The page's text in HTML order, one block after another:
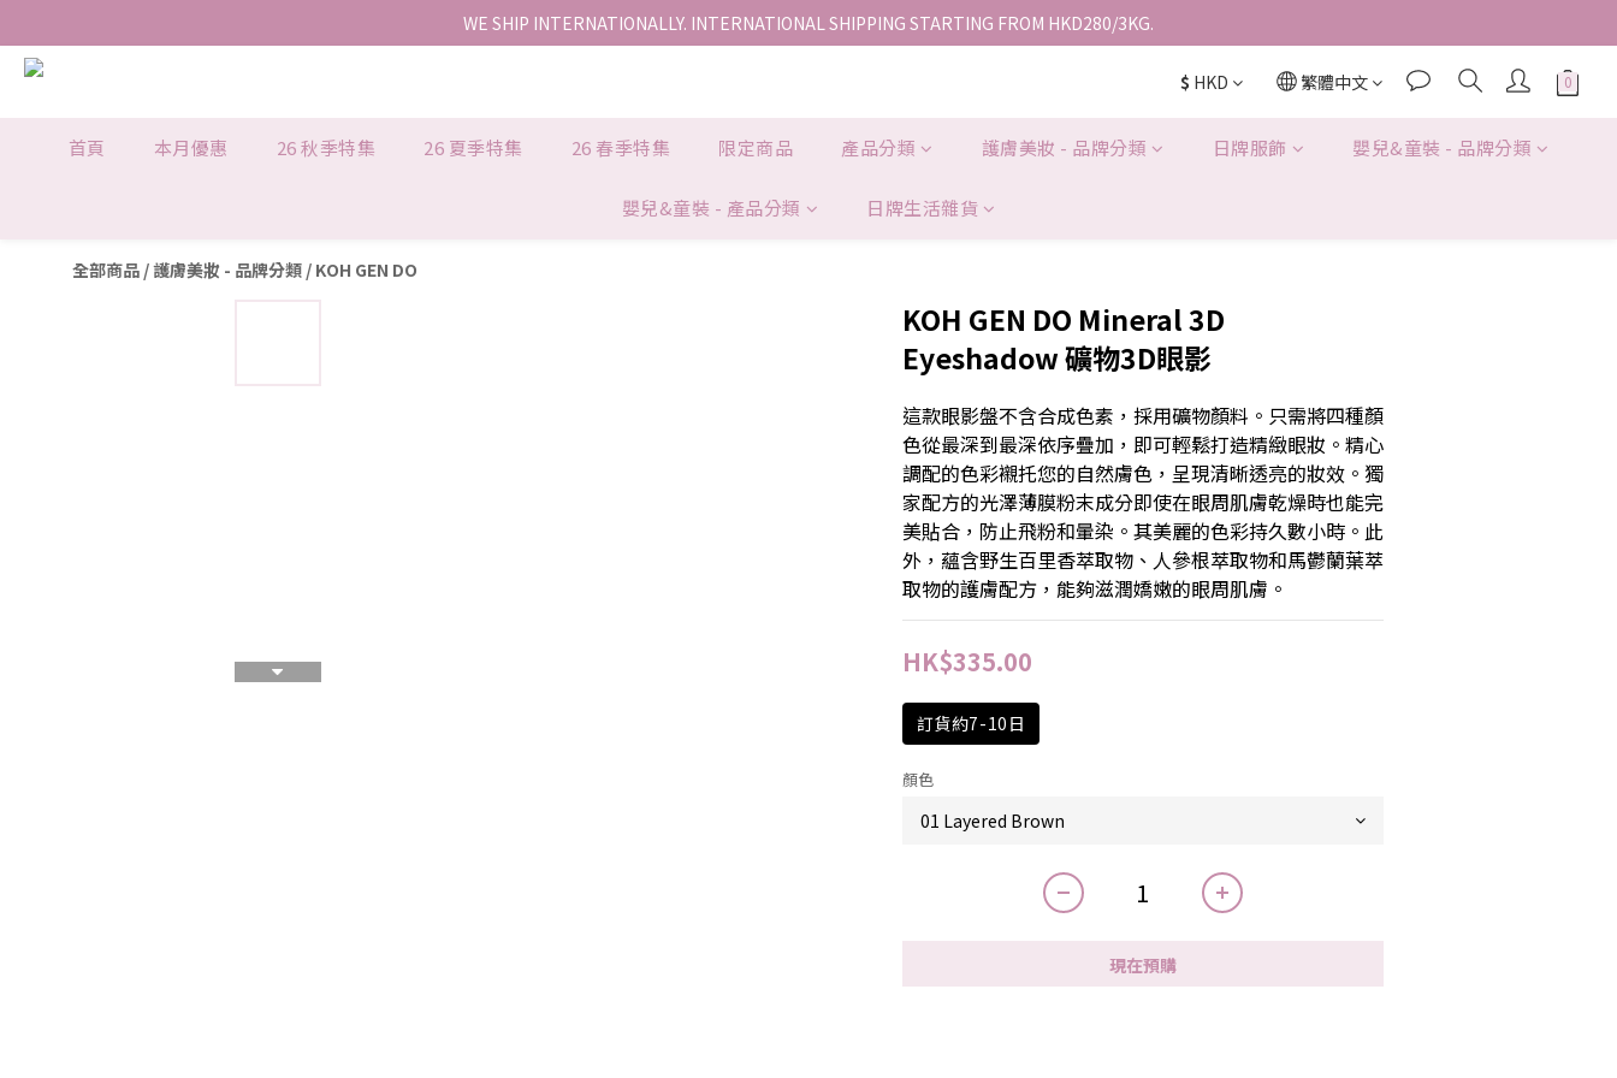
香港地區全店免運。免運費適用於香港順豐站、營業點或智能櫃取件。
WE SHIP INTERNATIONALLY. INTERNATIONAL SHIPPING STARTING FROM HKD280/3KG.
$ HKD 繁體中文
首頁 本月優惠 26 秋季特集 26 夏季特集 26 春季特集 限定商品 產品分類 護膚美妝 - 品牌分類 日牌服飾 嬰兒&童裝 - 品牌分類
嬰兒&童裝 - 產品分類 日牌生活雜貨
全部商品 /護膚美妝 - 品牌分類 / KOH GEN DO
KOH GEN DO Mineral 3D
Eyeshadow 礦物3D眼影
這款眼影盤不含合成色素，採用礦物顏料。只需將四種顏
色從最深到最深依序疊加，即可輕鬆打造精緻眼妝。精心
調配的色彩襯托您的自然膚色，呈現清晰透亮的妝效。獨
家配方的光澤薄膜粉末成分即使在眼周肌膚乾燥時也能完
美貼合，防止飛粉和暈染。其美麗的色彩持久數小時。此
外，蘊含野生百里香萃取物、人參根萃取物和馬鬱蘭葉萃
取物的護膚配方，能夠滋潤嬌嫩的眼周肌膚。
HK$335.00
訂貨約7-10日
顏色
現在預購